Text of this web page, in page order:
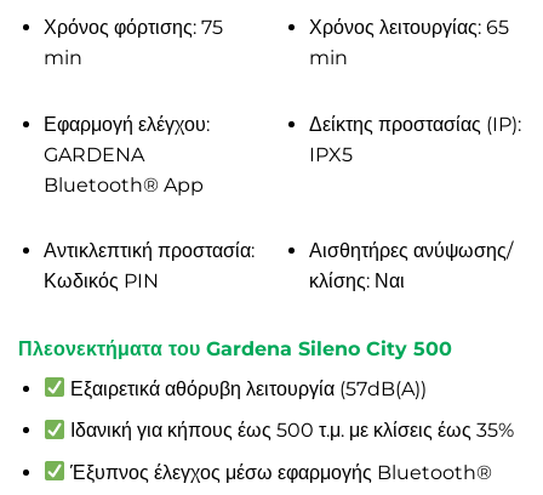
Χρόνος φόρτισης: 75
min
Χρόνος λειτουργίας: 65
min
Εφαρμογή ελέγχου:
GARDENA
Bluetooth® App
Δείκτης προστασίας (IP):
IPX5
Αντικλεπτική προστασία:
Κωδικός PIN
Αισθητήρες ανύψωσης/
κλίσης: Ναι
Πλεονεκτήματα του Gardena Sileno City 500
Εξαιρετικά αθόρυβη λειτουργία (57dB(A))
Ιδανική για κήπους έως 500 τ.μ. με κλίσεις έως 35%
Έξυπνος έλεγχος μέσω εφαρμογής Bluetooth®